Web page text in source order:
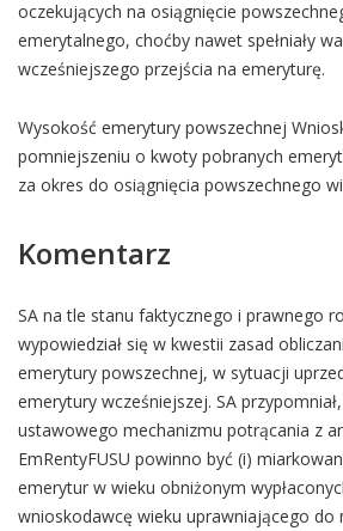
oczekujących na osiągnięcie
emerytalnego, choćby nawet spełniały
wcześniejszego przejścia na emeryturę.
Wysokość emerytury powszechnej
pomniejszeniu o kwoty pobranych
za okres do osiągnięcia powszechnego
Komentarz
SA na tle stanu faktycznego i prawnego
wypowiedział się w kwestii zasad
emerytury powszechnej, w sytuacji
emerytury wcześniejszej. SA
ustawowego mechanizmu potrącania z
EmRentyFUSU powinno być (i)
emerytur w wieku obniżonym
wnioskodawcę wieku uprawniającego do